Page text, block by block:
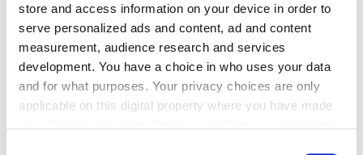
store and access information on your device in order to
serve personalized ads and content, ad and content
measurement, audience research and services
development. You have a choice in who uses your data
and for what purposes. Your privacy choices are only
applicable on this digital property where you have made
nach § 8b Abs. 1 KStG sind komplett steuerfrei, wenn
der Anteilseigner eine Kapitalgesellschaft ist. Zu
berücksichtigen ist dabei aber das
Betriebsausgabenabzugsverbot in Höhe von fünf
Prozent, das die Steuerfreiheit auf 95 Prozent
reduzieren kann.